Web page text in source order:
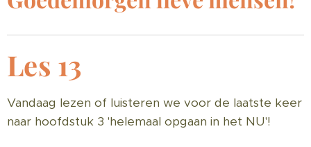
Les 13
Vandaag lezen of luisteren we voor de laatste keer
naar hoofdstuk 3 'helemaal opgaan in het NU'!